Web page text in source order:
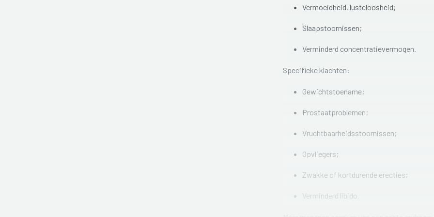
Vermoeidheid, lusteloosheid;
Slaapstoornissen;
Verminderd concentratievermogen.
Specifieke klachten:
Gewichtstoename;
Prostaatproblemen;
Vruchtbaarheidsstoornissen;
Opvliegers;
Zwakke of kortdurende erecties;
Verminderd libido.